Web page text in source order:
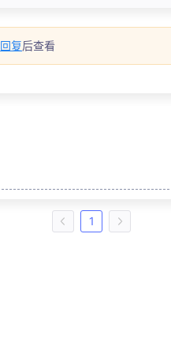
回复后查看
1